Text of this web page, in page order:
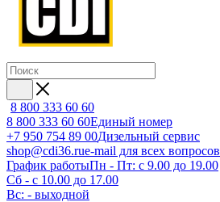
8 800 333 60 60
8 800 333 60 60Единый номер
+7 950 754 89 00Дизельный сервис
shop@cdi36.rue-mail для всех вопросов
График работыПн - Пт: с 9.00 до 19.00
Сб - с 10.00 до 17.00
Вс: - выходной